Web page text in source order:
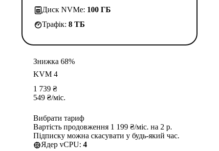
Диск NVMe: 100 ГБ
Трафік: 8 TБ
Знижка 68%
KVM 4
1 739 ₴
549 ₴/міс.
Вибрати тариф
Вартість продовження 1 199 ₴/міс. на 2 р.
Підписку можна скасувати у будь-який час.
Ядер vCPU: 4